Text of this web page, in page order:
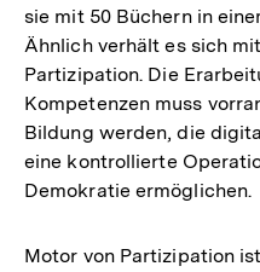
sie mit 50 Büchern in
Ähnlich verhält es sich
Partizipation. Die
Kompetenzen muss
Bildung werden, die
eine kontrollierte
Demokratie ermöglichen.
Motor von Partizipation